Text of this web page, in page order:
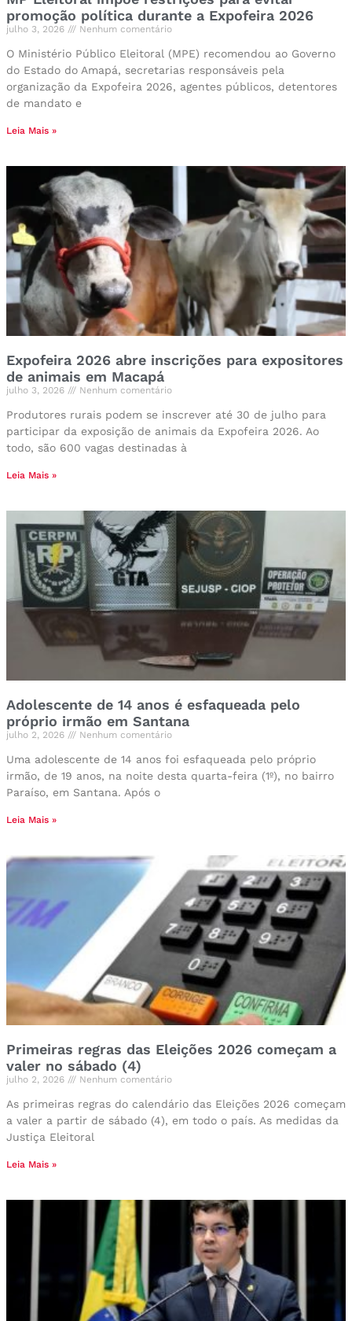
promoção política durante a Expofeira 2026
julho 3, 2026 Nenhum comentário
O Ministério Público Eleitoral (MPE) recomendou ao Governo
do Estado do Amapá, secretarias responsáveis pela
organização da Expofeira 2026, agentes públicos, detentores
de mandato e
Leia Mais »
Expofeira 2026 abre inscrições para expositores
de animais em Macapá
julho 3, 2026 Nenhum comentário
Produtores rurais podem se inscrever até 30 de julho para
participar da exposição de animais da Expofeira 2026. Ao
todo, são 600 vagas destinadas à
Leia Mais »
Adolescente de 14 anos é esfaqueada pelo
próprio irmão em Santana
julho 2, 2026 Nenhum comentário
Uma adolescente de 14 anos foi esfaqueada pelo próprio
irmão, de 19 anos, na noite desta quarta-feira (1º), no bairro
Paraíso, em Santana. Após o
Leia Mais »
Primeiras regras das Eleições 2026 começam a
valer no sábado (4)
julho 2, 2026 Nenhum comentário
As primeiras regras do calendário das Eleições 2026 começam
a valer a partir de sábado (4), em todo o país. As medidas da
Justiça Eleitoral
Leia Mais »